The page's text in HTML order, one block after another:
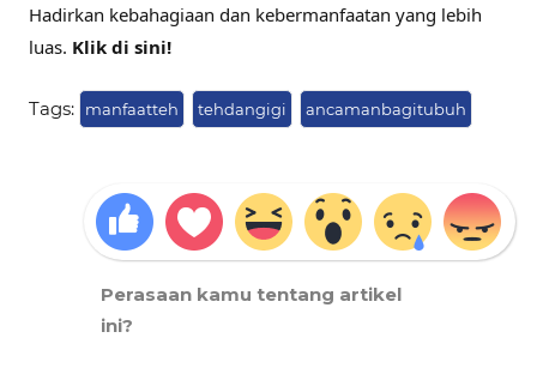
Hadirkan kebahagiaan dan kebermanfaatan yang lebih
luas. Klik di sini!
Tags: manfaatteh tehdangigi ancamanbagitubuh
Perasaan kamu tentang artikel
ini?